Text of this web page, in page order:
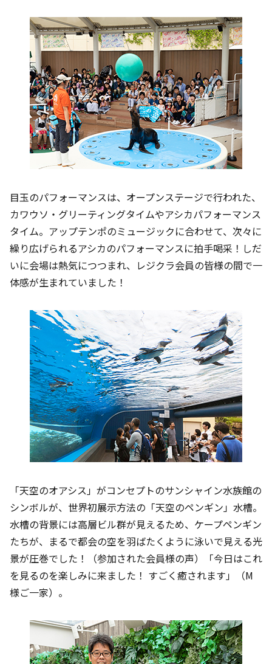
目玉のパフォーマンスは、オープンステージで行われた、
カワウソ・グリーティングタイムやアシカパフォーマンス
タイム。アップテンポのミュージックに合わせて、次々に
繰り広げられるアシカのパフォーマンスに拍手喝采！しだ
いに会場は熱気につつまれ、レジクラ会員の皆様の間で一
体感が生まれていました！
「天空のオアシス」がコンセプトのサンシャイン水族館の
シンボルが、世界初展示方法の「天空のペンギン」水槽。
水槽の背景には高層ビル群が見えるため、ケープペンギン
たちが、まるで都会の空を羽ばたくように泳いで見える光
景が圧巻でした！（参加された会員様の声）「今日はこれ
を見るのを楽しみに来ました！ すごく癒されます」（M
様ご一家）。